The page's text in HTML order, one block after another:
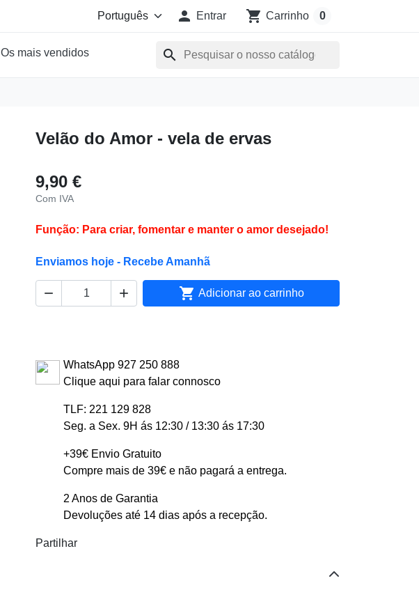
 Entrar shopping_cart Carrinho 0
Os mais vendidos search
Velão do Amor - vela de ervas
9,90 €
Com IVA
Função: Para criar, fomentar e manter o amor desejado!
Enviamos hoje - Recebe Amanhã
   Adicionar ao carrinho
WhatsApp 927 250 888
Clique aqui para falar connosco
TLF: 221 129 828
Seg. a Sex. 9H ás 12:30 / 13:30 ás 17:30
+39€ Envio Gratuito
Compre mais de 39€ e não pagará a entrega.
2 Anos de Garantia
Devoluções até 14 dias após a recepção.
Partilhar